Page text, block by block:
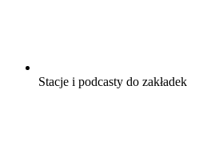
Stacje i podcasty do zakładek